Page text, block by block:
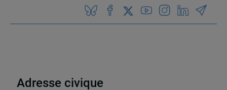
Adresse civique